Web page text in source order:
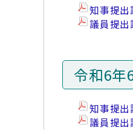
知事提
議員提
令和6年
知事提
議員提